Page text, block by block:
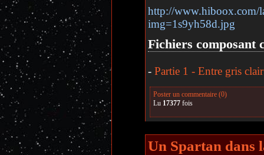
http://www.hiboox.com/
img=1s9yh58d.jpg
Fichiers composant
- Partie 1 - Entre gris
Poster un commentaire (0)
Lu 17377fois
Un Spartan dans